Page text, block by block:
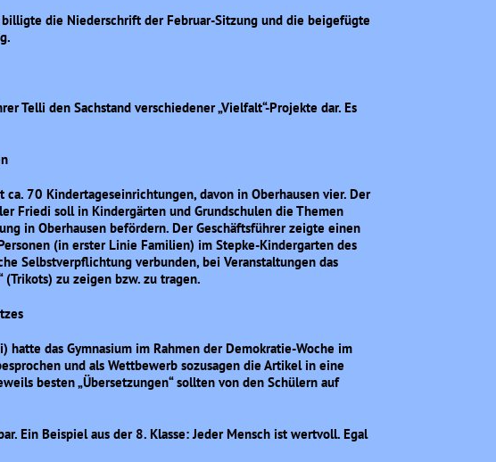
die Niederschrift der Februar-Sitzung und die beigefügte
Telli den Sachstand verschiedener „Vielfalt“-Projekte dar. Es
ca. 70 Kindertageseinrichtungen, davon in Oberhausen vier. Der
Friedi soll in Kindergärten und Grundschulen die Themen
in Oberhausen befördern. Der Geschäftsführer zeigte einen
(in erster Linie Familien) im Stepke-Kindergarten des
Selbstverpflichtung verbunden, bei Veranstaltungen das
zu zeigen bzw. zu tragen.
hatte das Gymnasium im Rahmen der Demokratie-Woche im
und als Wettbewerb sozusagen die Artikel in eine
besten „Übersetzungen“ sollten von den Schülern auf
Ein Beispiel aus der 8. Klasse: Jeder Mensch ist wertvoll. Egal